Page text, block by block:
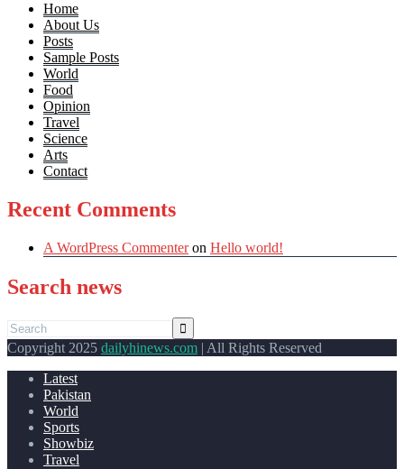
Home
About Us
Posts
Sample Posts
World
Food
Opinion
Travel
Science
Arts
Contact
Recent Comments
A WordPress Commenteron Hello world!
Search news
Copyright 2025 dailyhinews.com | All Rights Reserved
Latest
Pakistan
World
Sports
Showbiz
Travel